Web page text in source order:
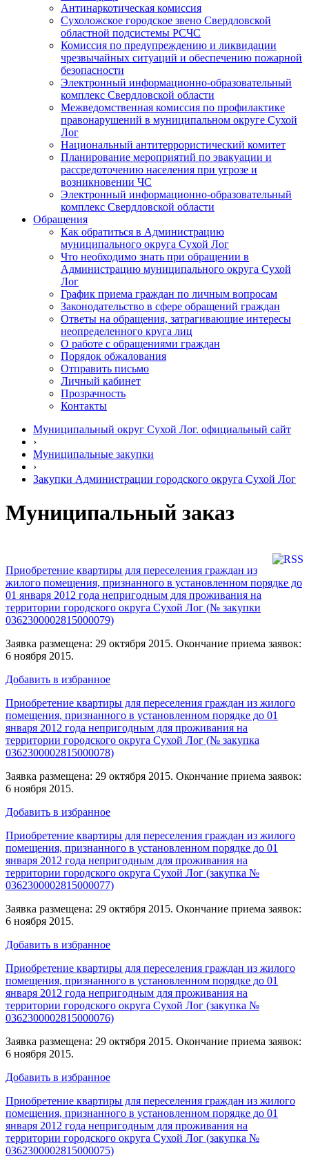
Антинаркотическая комиссия
Сухоложское городское звено Свердловской
областной подсистемы РСЧС
Комиссия по предупреждению и ликвидации
чрезвычайных ситуаций и обеспечению пожарной
безопасности
Электронный информационно-образовательный
комплекс Cвердловской области
Межведомственная комиссия по профилактике
правонарушений в муниципальном округе Сухой
Лог
Национальный антитеррористический комитет
Планирование мероприятий по эвакуации и
рассредоточению населения при угрозе и
возникновении ЧС
Электронный информационно-образовательный
комплекс Свердловской области
Обращения
Как обратиться в Администрацию
муниципального округа Сухой Лог
Что необходимо знать при обращении в
Администрацию муниципального округа Сухой
Лог
График приема граждан по личным вопросам
Законодательство в сфере обращений граждан
Ответы на обращения, затрагивающие интересы
неопределенного круга лиц
О работе с обращениями граждан
Порядок обжалования
Отправить письмо
Личный кабинет
Прозрачность
Контакты
Муниципальный округ Сухой Лог. официальный сайт
›
Муниципальные закупки
›
Закупки Администрации городского округа Сухой Лог
Муниципальный заказ
Приобретение квартиры для переселения граждан из
жилого помещения, признанного в установленном порядке до
01 января 2012 года непригодным для проживания на
территории городского округа Сухой Лог (№ закупки
0362300002815000079)
Заявка размещена: 29 октября 2015. Окончание приема заявок:
6 ноября 2015.
Добавить в избранное
Приобретение квартиры для переселения граждан из жилого
помещения, признанного в установленном порядке до 01
января 2012 года непригодным для проживания на
территории городского округа Сухой Лог (№ закупка
0362300002815000078)
Заявка размещена: 29 октября 2015. Окончание приема заявок:
6 ноября 2015.
Добавить в избранное
Приобретение квартиры для переселения граждан из жилого
помещения, признанного в установленном порядке до 01
января 2012 года непригодным для проживания на
территории городского округа Сухой Лог (закупка №
0362300002815000077)
Заявка размещена: 29 октября 2015. Окончание приема заявок:
6 ноября 2015.
Добавить в избранное
Приобретение квартиры для переселения граждан из жилого
помещения, признанного в установленном порядке до 01
января 2012 года непригодным для проживания на
территории городского округа Сухой Лог (закупка №
0362300002815000076)
Заявка размещена: 29 октября 2015. Окончание приема заявок:
6 ноября 2015.
Добавить в избранное
Приобретение квартиры для переселения граждан из жилого
помещения, признанного в установленном порядке до 01
января 2012 года непригодным для проживания на
территории городского округа Сухой Лог (закупка №
0362300002815000075)